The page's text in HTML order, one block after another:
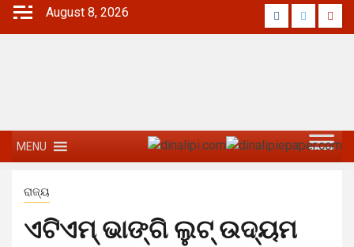
August 8, 2026
MENU
ରାଜ୍ୟ
ଏଟିଏମ୍ ଭାଙ୍ଗି ଲୁଟ୍ ଉଦ୍ୟମ